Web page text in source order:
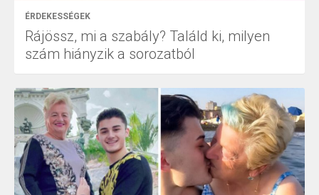
ÉRDEKESSÉGEK
Rájössz, mi a szabály? Találd ki, milyen
szám hiányzik a sorozatból